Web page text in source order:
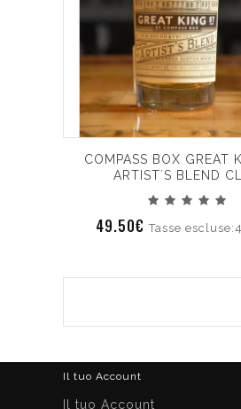
COMPASS BOX GREAT
ARTIST´S BLEND
49.50€Tasse
Il tuo Account
Il tuo Account